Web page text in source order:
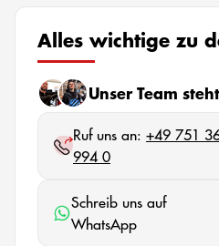
Alles wichtige zu
Unser Team
Ruf uns an: +49 751
994 0
Schreib uns auf
WhatsApp